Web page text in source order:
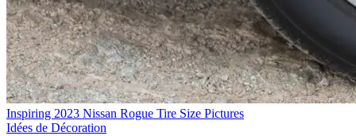
Inspiring 2023 Nissan Rogue Tire Size Pictures
Idées de Décoration